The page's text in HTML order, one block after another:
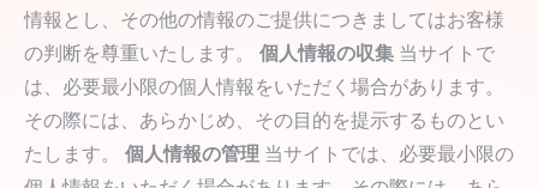
情報とし、その他の情報のご提供につきましてはお客様
の判断を尊重いたします。 個人情報の収集 当サイトで
は、必要最小限の個人情報をいただく場合があります。
その際には、あらかじめ、その目的を提示するものとい
たします。 個人情報の管理 当サイトでは、必要最小限の